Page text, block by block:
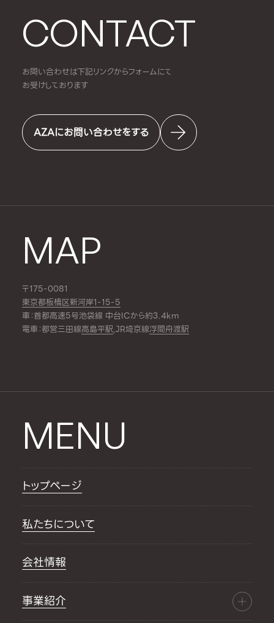
CONTACT
お問い合わせは下記リンクからフォームにて
お受けしております
AZAにお問い合わせをする
MAP
〒175-0081
東京都板橋区新河岸1-15-5
車：首都高速5号池袋線 中台ICから約3.4km
電車：都営三田線高島平駅,JR埼京線浮間舟渡駅
MENU
トップページ
私たちについて
会社情報
事業紹介